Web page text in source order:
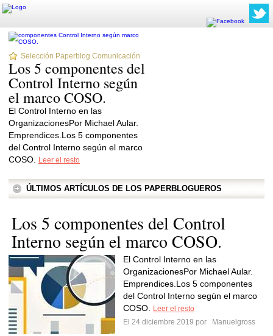
Selección Paperblog Comunicación
Los 5 componentes del
Control Interno según
el marco COSO.
El Control Interno en las
OrganizacionesPor Michael Aular.
Emprendices.Los 5 componentes
del Control Interno según el marco
COSO.
Leer el resto
ÚLTIMOS ARTÍCULOS DE LOS PAPERBLOGUEROS
Los 5 componentes del Control
Interno según el marco COSO.
El Control Interno en las
OrganizacionesPor Michael Aular.
Emprendices.Los 5 componentes
del Control Interno según el marco
COSO.
Leer el resto
El 24 diciembre 2019 por
Manuelgross